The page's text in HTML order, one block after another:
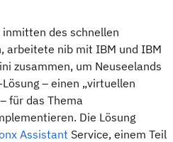
des schnellen
arbeitete nib mit IBM und IBM
zusammen, um Neuseelands
– einen „virtuellen
für das Thema
Die Lösung
Assistant Service, einem Teil